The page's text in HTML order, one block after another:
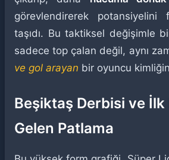
görevlendirerek potansiyelini
taşıdı. Bu taktiksel değişimle
sadece top çalan değil, aynı
ve gol arayan bir oyuncu
Beşiktaş Derbisi ve
Gelen Patlama